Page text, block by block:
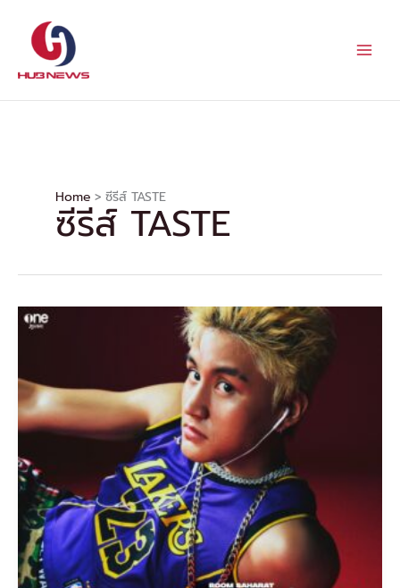
content
Home ซีรีส์ TASTE
ซีรีส์ TASTE
“บูม
สหรัฐ”
เต็ม
“BABY
BAMBI”ตาม
เรียก
ร้อง
จาก
แฟน
ซี
รีส์
“TASTE”